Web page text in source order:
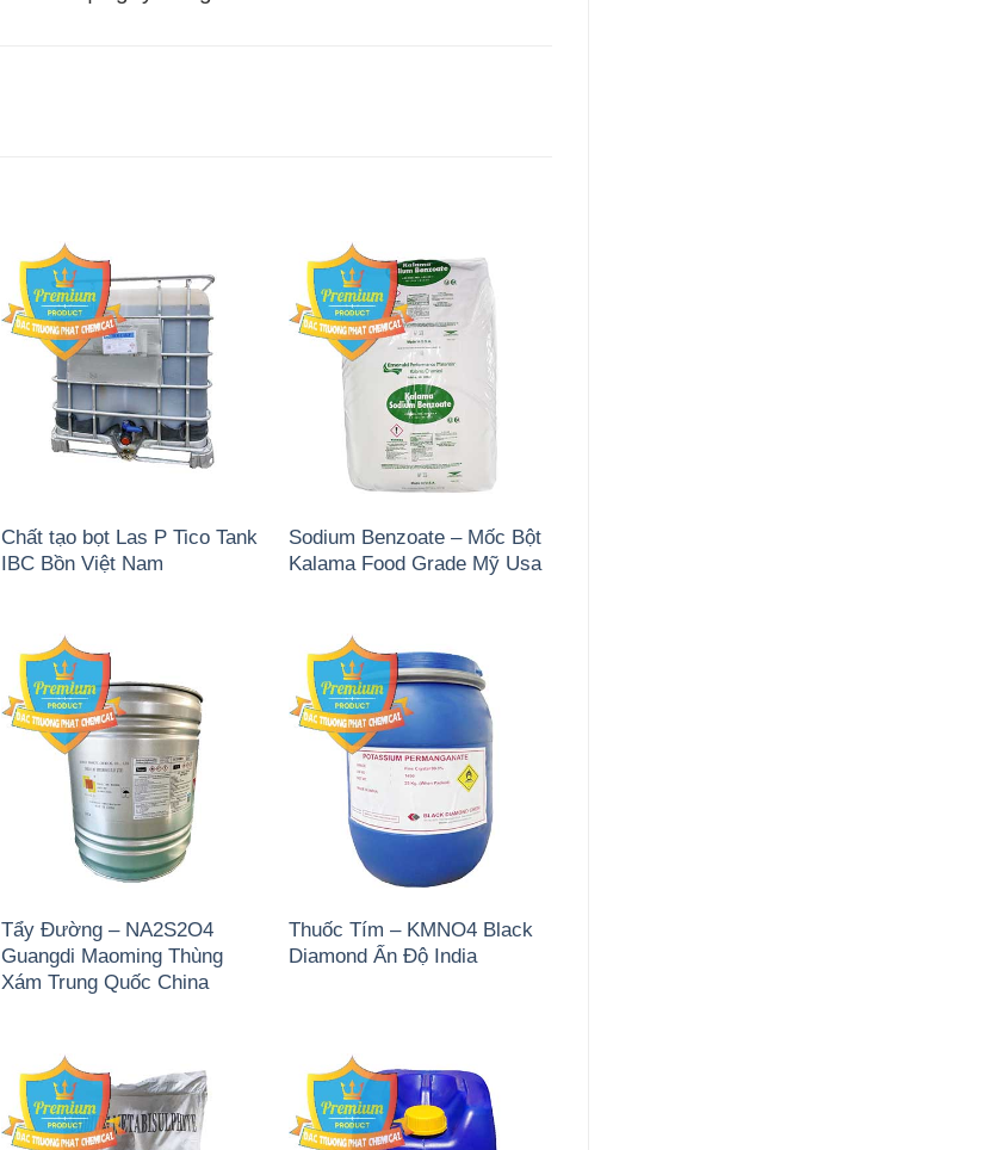
Chất tạo bọt Las P Tico Tank
IBC Bồn Việt Nam
Sodium Benzoate – Mốc Bột
Kalama Food Grade Mỹ Usa
Tẩy Đường – NA2S2O4
Guangdi Maoming Thùng
Xám Trung Quốc China
Thuốc Tím – KMNO4 Black
Diamond Ấn Độ India